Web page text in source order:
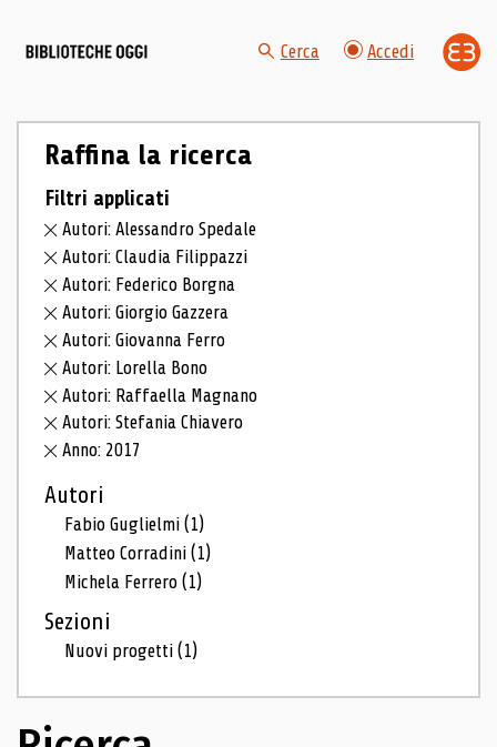
Cerca Accedi
Raffina la ricerca
Filtri applicati
Autori: Alessandro Spedale
Autori: Claudia Filippazzi
Autori: Federico Borgna
Autori: Giorgio Gazzera
Autori: Giovanna Ferro
Autori: Lorella Bono
Autori: Raffaella Magnano
Autori: Stefania Chiavero
Anno: 2017
Autori
Fabio Guglielmi(1)
Matteo Corradini(1)
Michela Ferrero(1)
Sezioni
Nuovi progetti(1)